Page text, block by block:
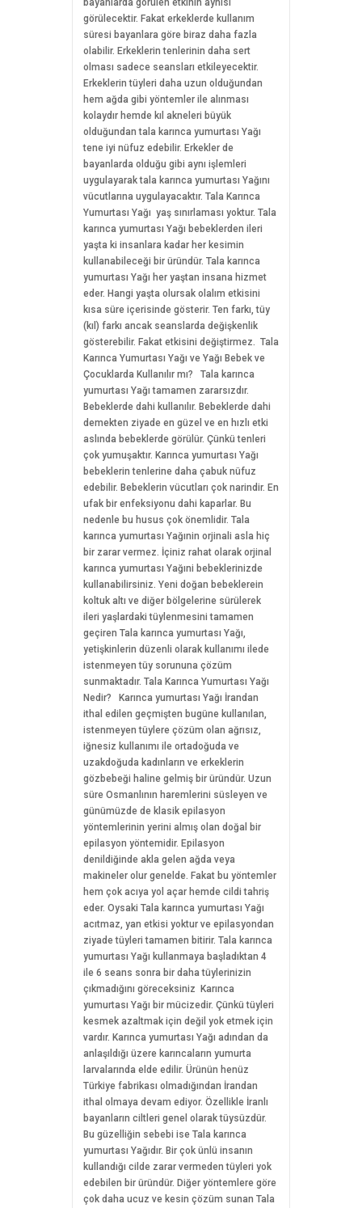
görülecektir. Fakat erkeklerde kullanım
süresi bayanlara göre biraz daha fazla
olabilir. Erkeklerin tenlerinin daha sert
olması sadece seansları etkileyecektir.
Erkeklerin tüyleri daha uzun olduğundan
hem ağda gibi yöntemler ile alınması
kolaydır hemde kıl akneleri büyük
olduğundan tala karınca yumurtası Yağı
tene iyi nüfuz edebilir. Erkekler de
bayanlarda olduğu gibi aynı işlemleri
uygulayarak tala karınca yumurtası Yağını
vücutlarına uygulayacaktır. Tala Karınca
Yumurtası Yağı yaş sınırlaması yoktur. Tala
karınca yumurtası Yağı bebeklerden ileri
yaşta ki insanlara kadar her kesimin
kullanabileceği bir üründür. Tala karınca
yumurtası Yağı her yaştan insana hizmet
eder. Hangi yaşta olursak olalım etkisini
kısa süre içerisinde gösterir. Ten farkı, tüy
(kıl) farkı ancak seanslarda değişkenlik
gösterebilir. Fakat etkisini değiştirmez. Tala
Karınca Yumurtası Yağı ve Yağı Bebek ve
Çocuklarda Kullanılır mı? Tala karınca
yumurtası Yağı tamamen zararsızdır.
Bebeklerde dahi kullanılır. Bebeklerde dahi
demekten ziyade en güzel ve en hızlı etki
aslında bebeklerde görülür. Çünkü tenleri
çok yumuşaktır. Karınca yumurtası Yağı
bebeklerin tenlerine daha çabuk nüfuz
edebilir. Bebeklerin vücutları çok narindir. En
ufak bir enfeksiyonu dahi kaparlar. Bu
nedenle bu husus çok önemlidir. Tala
karınca yumurtası Yağınin orjinali asla hiç
bir zarar vermez. İçiniz rahat olarak orjinal
karınca yumurtası Yağıni bebeklerinizde
kullanabilirsiniz. Yeni doğan bebeklerein
koltuk altı ve diğer bölgelerine sürülerek
ileri yaşlardaki tüylenmesini tamamen
geçiren Tala karınca yumurtası Yağı,
yetişkinlerin düzenli olarak kullanımı ilede
istenmeyen tüy sorununa çözüm
sunmaktadır. Tala Karınca Yumurtası Yağı
Nedir? Karınca yumurtası Yağı İrandan
ithal edilen geçmişten bugüne kullanılan,
istenmeyen tüylere çözüm olan ağrısız,
iğnesiz kullanımı ile ortadoğuda ve
uzakdoğuda kadınların ve erkeklerin
gözbebeği haline gelmiş bir üründür. Uzun
süre Osmanlının haremlerini süsleyen ve
günümüzde de klasik epilasyon
yöntemlerinin yerini almış olan doğal bir
epilasyon yöntemidir. Epilasyon
denildiğinde akla gelen ağda veya
makineler olur genelde. Fakat bu yöntemler
hem çok acıya yol açar hemde cildi tahriş
eder. Oysaki Tala karınca yumurtası Yağı
acıtmaz, yan etkisi yoktur ve epilasyondan
ziyade tüyleri tamamen bitirir. Tala karınca
yumurtası Yağı kullanmaya başladıktan 4
ile 6 seans sonra bir daha tüylerinizin
çıkmadığını göreceksiniz Karınca
yumurtası Yağı bir mücizedir. Çünkü tüyleri
kesmek azaltmak için değil yok etmek için
vardır. Karınca yumurtası Yağı adından da
anlaşıldığı üzere karıncaların yumurta
larvalarında elde edilir. Ürünün henüz
Türkiye fabrikası olmadığından İrandan
ithal olmaya devam ediyor. Özellikle İranlı
bayanların ciltleri genel olarak tüysüzdür.
Bu güzelliğin sebebi ise Tala karınca
yumurtası Yağıdır. Bir çok ünlü insanın
kullandığı cilde zarar vermeden tüyleri yok
edebilen bir üründür. Diğer yöntemlere göre
çok daha ucuz ve kesin çözüm sunan Tala